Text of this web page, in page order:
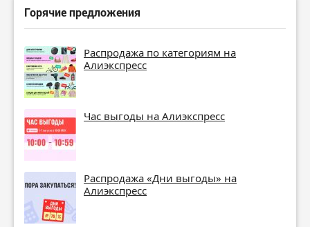
Горячие предложения
Распродажа по категориям на
Алиэкспресс
Час выгоды на Алиэкспресс
Распродажа «Дни выгоды» на
Алиэкспресс